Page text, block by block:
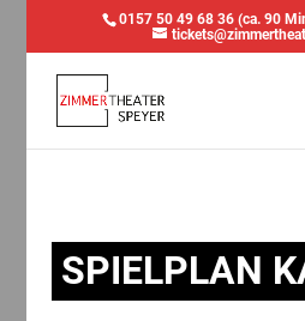
0157 50 49 68 36 (ca. 90
SPIELPLAN